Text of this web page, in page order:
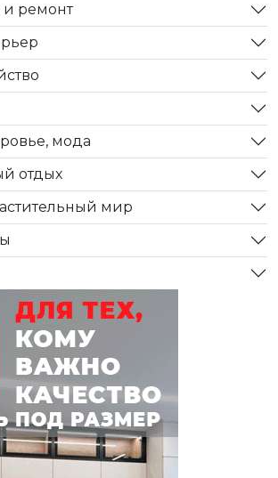
и ремонт
мода
отдых
мир